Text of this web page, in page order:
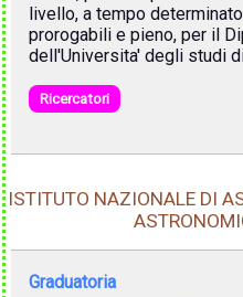
livello, a tempo
prorogabili e pieno, per il
dell'Universita' degli studi
Ricercatori
ISTITUTO NAZIONALE DI
Graduatoria